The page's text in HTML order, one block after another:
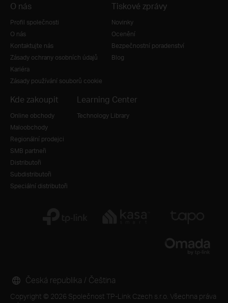
O nás
Profil společnosti
O nás
Kontaktujte nás
Zásady ochrany osobních údajů
Kariéra
Zásady používání souborů cookie
Tiskové zprávy
Novinky
Ocenění
Bezpečnostní poradenství
Blog
Kde zakoupit
Online obchody
Maloobchody
Regionální prodejci
SMB partneři
Distributoři
Subdistributoři
Speciální distributoři
Learning Center
Technology Library
Copyright © 2026 Společnost TP-Link Czech s.r.o. Všechna práva
Česká republika / Čeština